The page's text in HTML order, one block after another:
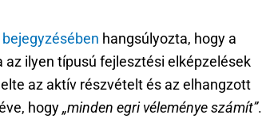
bejegyzésében hangsúlyozta, hogy a
ilyen típusú fejlesztési elképzelések
az aktív részvételt és az elhangzott
hogy„minden egri véleménye számít”.